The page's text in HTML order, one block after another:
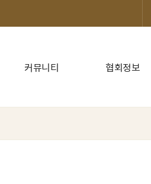
커뮤니티 협회정보